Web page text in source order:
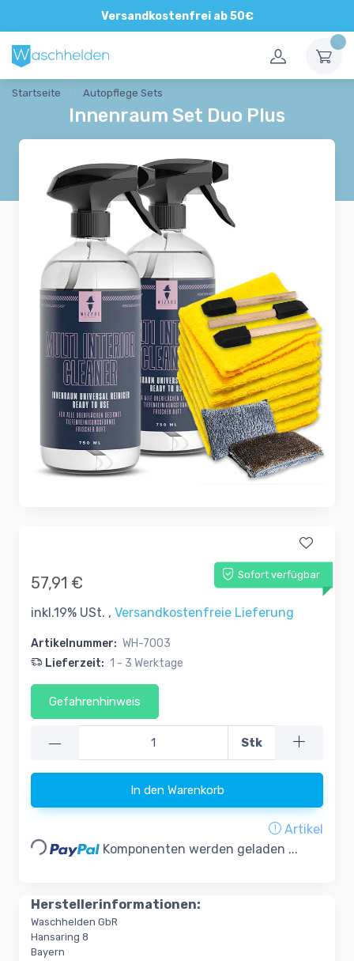
Versandkostenfrei ab 50€
Direkte und persönliche Beratung
Startseite Autopflege Sets
Innenraum Set Duo Plus
Sofort verfügbar
57,91 €
inkl.19% USt. , Versandkostenfreie Lieferung
Artikelnummer: WH-7003
Lieferzeit: 1 - 3 Werktage
Gefahrenhinweis
— Stk
In den Warenkorb
Artikel
Loading... Komponenten werden geladen ...
Herstellerinformationen:
Waschhelden GbR
Hansaring 8
Bayern